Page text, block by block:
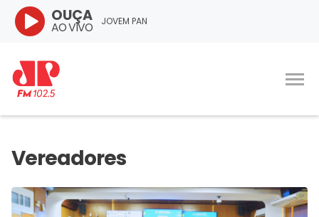
JOVEM PAN
OUÇA
AO VIVO